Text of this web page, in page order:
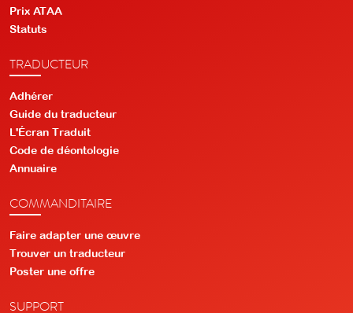
Prix ATAA
Statuts
TRADUCTEUR
Adhérer
Guide du traducteur
L'Écran Traduit
Code de déontologie
Annuaire
COMMANDITAIRE
Faire adapter une œuvre
Trouver un traducteur
Poster une offre
SUPPORT